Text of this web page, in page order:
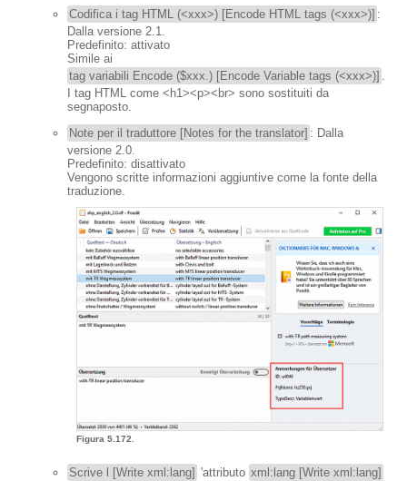
Codifica i tag HTML (<xxx>) [Encode HTML tags (<xxx>)] :
Dalla versione 2.1.
Predefinito: attivato
Simile ai
tag variabili Encode ($xxx.) [Encode Variable tags (<xxx>)] .
I tag HTML come <h1><p><br> sono sostituiti da
segnaposto.
Note per il traduttore [Notes for the translator] : Dalla
versione 2.0.
Predefinito: disattivato
Vengono scritte informazioni aggiuntive come la fonte della
traduzione.
Figura 5.172.
Scrive l [Write xml:lang] 'attributo xml:lang [Write xml:lang]